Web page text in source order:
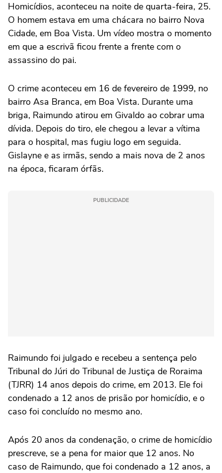
Homicídios, aconteceu na noite de quarta-feira, 25.
O homem estava em uma chácara no bairro Nova
Cidade, em Boa Vista. Um vídeo mostra o momento
em que a escrivã ficou frente a frente com o
assassino do pai.
O crime aconteceu em 16 de fevereiro de 1999, no
bairro Asa Branca, em Boa Vista. Durante uma
briga, Raimundo atirou em Givaldo ao cobrar uma
dívida. Depois do tiro, ele chegou a levar a vítima
para o hospital, mas fugiu logo em seguida.
Gislayne e as irmãs, sendo a mais nova de 2 anos
na época, ficaram órfãs.
PUBLICIDADE
Raimundo foi julgado e recebeu a sentença pelo
Tribunal do Júri do Tribunal de Justiça de Roraima
(TJRR) 14 anos depois do crime, em 2013. Ele foi
condenado a 12 anos de prisão por homicídio, e o
caso foi concluído no mesmo ano.
Após 20 anos da condenação, o crime de homicídio
prescreve, se a pena for maior que 12 anos. No
caso de Raimundo, que foi condenado a 12 anos, a